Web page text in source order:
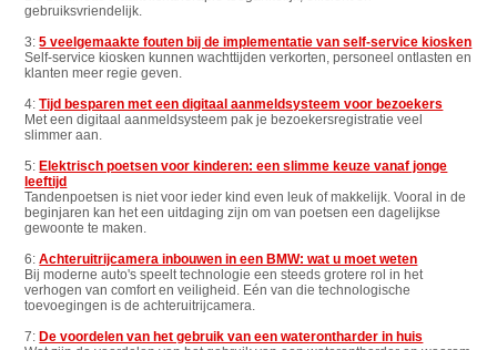
gebruiksvriendelijk.
3:5 veelgemaakte fouten bij de implementatie van self-service kiosken
Self-service kiosken kunnen wachttijden verkorten, personeel ontlasten en
klanten meer regie geven.
4:Tijd besparen met een digitaal aanmeldsysteem voor bezoekers
Met een digitaal aanmeldsysteem pak je bezoekersregistratie veel
slimmer aan.
5:Elektrisch poetsen voor kinderen: een slimme keuze vanaf jonge
leeftijd
Tandenpoetsen is niet voor ieder kind even leuk of makkelijk. Vooral in de
beginjaren kan het een uitdaging zijn om van poetsen een dagelijkse
gewoonte te maken.
6:Achteruitrijcamera inbouwen in een BMW: wat u moet weten
Bij moderne auto's speelt technologie een steeds grotere rol in het
verhogen van comfort en veiligheid. Eén van die technologische
toevoegingen is de achteruitrijcamera.
7:De voordelen van het gebruik van een waterontharder in huis